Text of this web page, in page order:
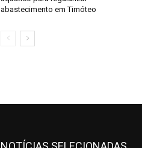
abastecimento em Timóteo